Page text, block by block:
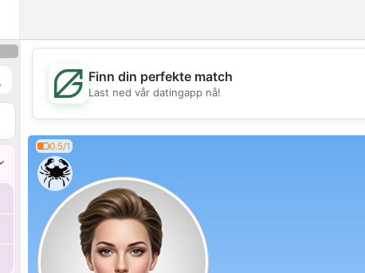
💖
💕
Finn din perfekte match
Last ned vår datingapp nå!
0.5/1